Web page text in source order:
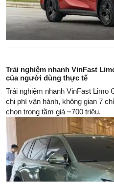
Trải nghiệm nhanh VinFast
của người dùng thực tế
Trải nghiệm nhanh VinFast Limo
chi phí vận hành, không gian 7
chọn trong tầm giá ~700 triệu.